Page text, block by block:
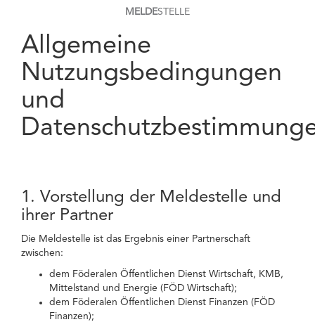
MELDESTELLE
Allgemeine
Nutzungsbedingungen
und
1. Vorstellung der Meldestelle und
ihrer Partner
Die Meldestelle ist das Ergebnis einer Partnerschaft
zwischen:
dem Föderalen Öffentlichen Dienst Wirtschaft, KMB,
Mittelstand und Energie (FÖD Wirtschaft);
dem Föderalen Öffentlichen Dienst Finanzen (FÖD
Finanzen);